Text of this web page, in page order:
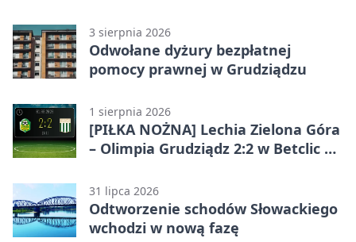
3 sierpnia 2026
Odwołane dyżury bezpłatnej
pomocy prawnej w Grudziądzu
1 sierpnia 2026
[PIŁKA NOŻNA] Lechia Zielona Góra
– Olimpia Grudziądz 2:2 w Betclic 2.
końcówce
31 lipca 2026
Odtworzenie schodów Słowackiego
wchodzi w nową fazę